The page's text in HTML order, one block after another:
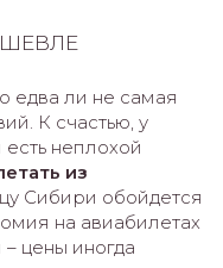
едва ли не самая
К счастью, у
неплохой
из
Сибири обойдется
на авиабилетах
цены иногда